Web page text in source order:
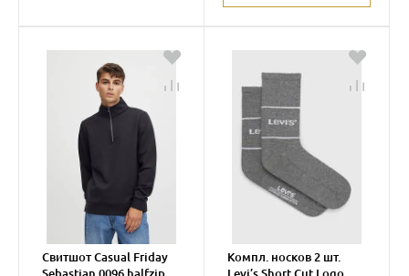
Свитшот Casual Friday
Sebastian 0096 halfzip
Компл. носков 2 шт.
Levi’s Short Cut Logo